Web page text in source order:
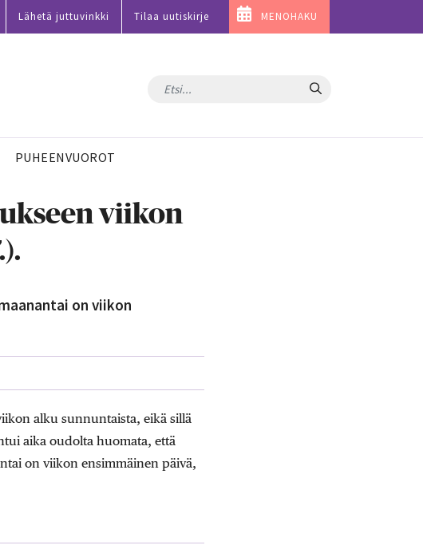
Lähetä juttuvinkki Tilaa uutiskirje MENOHAKU
Hae
PUHEENVUOROT
viikon
on viikon
alku sunnuntaista, eikä sillä
aika oudolta huomata, että
on viikon ensimmäinen päivä,